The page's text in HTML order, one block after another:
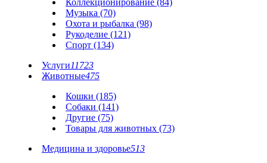
Коллекционирование (84)
Музыка (70)
Охота и рыбалка (98)
Рукоделие (121)
Спорт (134)
Услуги11723
Животные475
Кошки (185)
Собаки (141)
Другие (75)
Товары для животных (73)
Медицина и здоровье513